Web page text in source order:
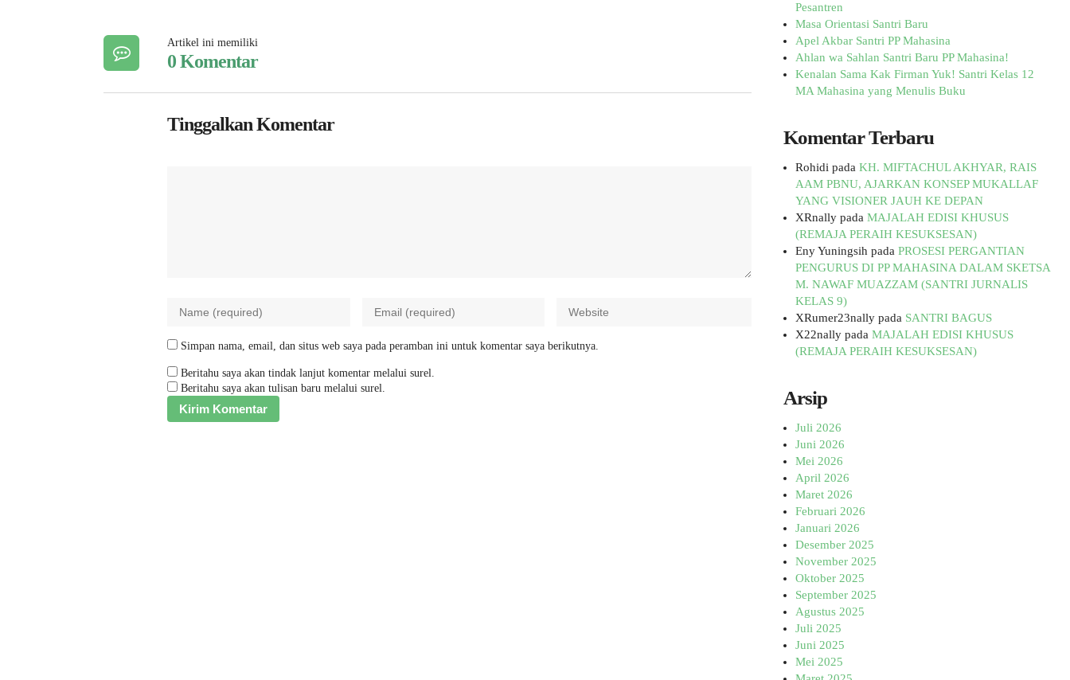
Artikel ini memiliki
0 Komentar
Tinggalkan Komentar
Simpan nama, email, dan situs web saya pada peramban ini untuk komentar saya berikutnya.
Beritahu saya akan tindak lanjut komentar melalui surel.
Beritahu saya akan tulisan baru melalui surel.
Pesantren
Masa Orientasi Santri Baru
Apel Akbar Santri PP Mahasina
Ahlan wa Sahlan Santri Baru PP Mahasina!
Kenalan Sama Kak Firman Yuk! Santri Kelas 12
MA Mahasina yang Menulis Buku
Komentar Terbaru
Rohidi pada KH. MIFTACHUL AKHYAR, RAIS
AAM PBNU, AJARKAN KONSEP MUKALLAF
YANG VISIONER JAUH KE DEPAN
XRnally pada MAJALAH EDISI KHUSUS
(REMAJA PERAIH KESUKSESAN)
Eny Yuningsih pada PROSESI PERGANTIAN
PENGURUS DI PP MAHASINA DALAM SKETSA
M. NAWAF MUAZZAM (SANTRI JURNALIS
KELAS 9)
XRumer23nally pada SANTRI BAGUS
X22nally pada MAJALAH EDISI KHUSUS
(REMAJA PERAIH KESUKSESAN)
Arsip
Juli 2026
Juni 2026
Mei 2026
April 2026
Maret 2026
Februari 2026
Januari 2026
Desember 2025
November 2025
Oktober 2025
September 2025
Agustus 2025
Juli 2025
Juni 2025
Mei 2025